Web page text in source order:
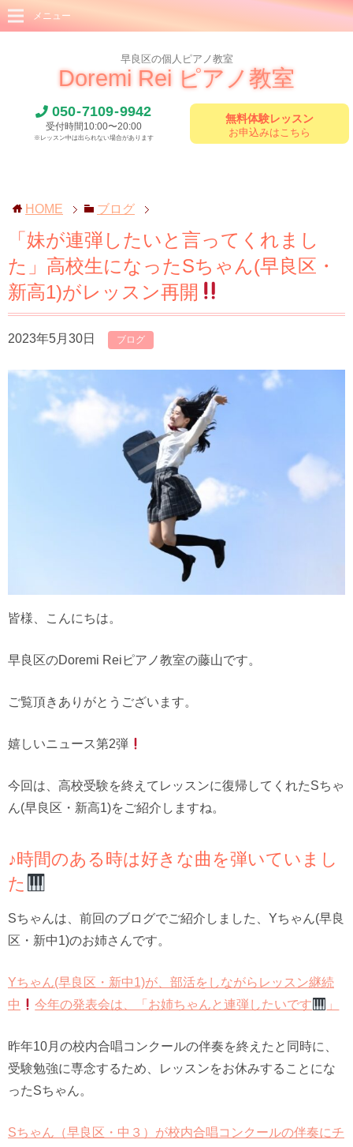
早良区の個人ピアノ教室
Doremi Rei ピアノ教室
050-7109-9942
受付時間10:00〜20:00
※レッスン中は出られない場合があります
無料体験レッスン
お申込みはこちら
メニュー
HOME ブログ
「妹が連弾したいと言ってくれまし
た」高校生になったSちゃん(早良区・
新高1)がレッスン再開
2023年5月30日 ブログ
皆様、こんにちは。
早良区のDoremi Reiピアノ教室の藤山です。
ご覧頂きありがとうございます。
嬉しいニュース第2弾
今回は、高校受験を終えてレッスンに復帰してくれたSちゃ
ん(早良区・新高1)をご紹介しますね。
♪時間のある時は好きな曲を弾いていまし
た
Sちゃんは、前回のブログでご紹介しました、Yちゃん(早良
区・新中1)のお姉さんです。
Yちゃん(早良区・新中1)が、部活をしながらレッスン継続
中
今年の発表会は、「お姉ちゃんと連弾したいです 」
昨年10月の校内合唱コンクールの伴奏を終えたと同時に、
受験勉強に専念するため、レッスンをお休みすることにな
ったSちゃん。
Sちゃん（早良区・中３）が校内合唱コンクールの伴奏にチ